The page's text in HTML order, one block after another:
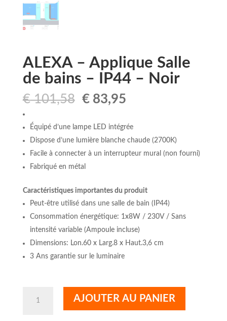
ALEXA – Applique Salle
de bains – IP44 – Noir
€101,58 Le
initial
était :
€ 101,58.
€83,95Le
actuel
est :
€ 83,95.
Équipé d’une lampe LED intégrée
Dispose d’une lumière blanche chaude (2700K)
Facile à connecter à un interrupteur mural (non fourni)
Fabriqué en métal
Caractéristiques importantes du produit
Peut-être utilisé dans une salle de bain (IP44)
Consommation énergétique: 1x8W / 230V / Sans
intensité variable (Ampoule incluse)
Dimensions: Lon.60 x Larg.8 x Haut.3,6 cm
3 Ans garantie sur le luminaire
AJOUTER AU PANIER